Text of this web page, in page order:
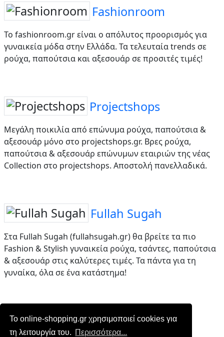
Το online-shopping.gr χρησιμοποιεί cookies για
τη λειτουργία του. Περισσότερα...
Fashionroom
To fashionroom.gr είναι ο απόλυτος προορισμός για
γυναικεία μόδα στην Ελλάδα. Τα τελευταία trends σε
ρούχα, παπούτσια και αξεσουάρ σε προσιτές τιμές!
Projectshops
Μεγάλη ποικιλία από επώνυμα ρούχα, παπούτσια &
αξεσουάρ μόνο στο projectshops.gr. Βρες ρούχα,
παπούτσια & αξεσουάρ επώνυμων εταιριών της νέας
Collection στο projectshops. Αποστολή πανελλαδικά.
Fullah Sugah
Στα Fullah Sugah (fullahsugah.gr) θα βρείτε τα πιο
Fashion & Stylish γυναικεία ρούχα, τσάντες, παπούτσια
& αξεσουάρ στις καλύτερες τιμές. Τα πάντα για τη
γυναίκα, όλα σε ένα κατάστημα!
Επικοινωνία|Όροι χρήσης